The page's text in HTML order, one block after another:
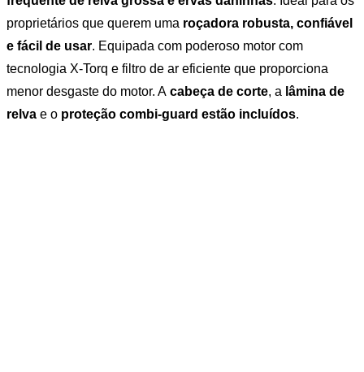
proprietários que querem uma roçadora robusta, confiável
e fácil de usar. Equipada com poderoso motor com
tecnologia X-Torq e filtro de ar eficiente que proporciona
menor desgaste do motor. A cabeça de corte, a lâmina de
relva e o proteção combi-guard estão incluídos.